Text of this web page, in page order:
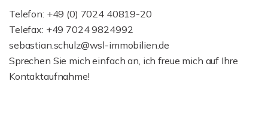
Telefon: +49 (0) 7024 40819-20
Telefax: +49 7024 9824992
sebastian.schulz@wsl-immobilien.de
Sprechen Sie mich einfach an, ich freue mich auf Ihre
Kontaktaufnahme!